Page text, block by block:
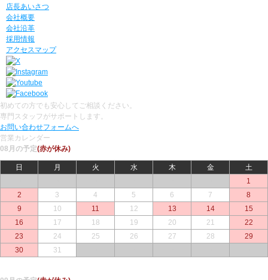
店長あいさつ
会社概要
会社沿革
採用情報
アクセスマップ
初めての方でも安心してご相談ください。
専門スタッフがサポートします。
お問い合わせフォームへ
営業カレンダー
08月の予定(赤が休み)
日 月 火 水 木 金
土
1
2
3 4 5 6 7
8
9
10 11 12 13 14
15
16
17 18 19 20 21
22
23
24 25 26 27 28
29
30
31